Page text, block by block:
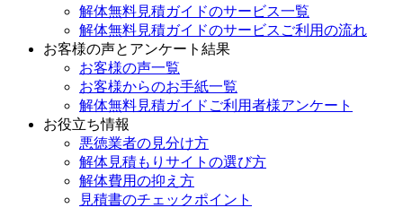
解体無料見積ガイドのサービス一覧
解体無料見積ガイドのサービスご利用の流れ
お客様の声とアンケート結果
お客様の声一覧
お客様からのお手紙一覧
解体無料見積ガイドご利用者様アンケート
お役立ち情報
悪徳業者の見分け方
解体見積もりサイトの選び方
解体費用の抑え方
見積書のチェックポイント